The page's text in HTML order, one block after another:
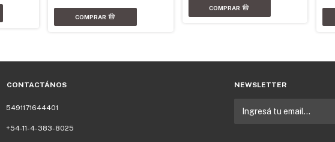
CONTACTÁNOS
5491171644401
+54-11-4-383-8025
NEWSLETTER